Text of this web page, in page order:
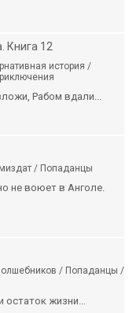
Книга 12
история /
Рабом вдали...
/ Попаданцы
не воюет в Анголе.
/ Попаданцы /
жизни...